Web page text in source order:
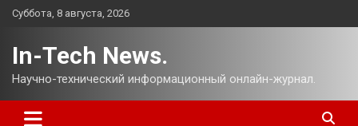
Перейти
Суббота, 8 августа, 2026
In-Tech News.
Научно-технический информационный онлайн-журнал.